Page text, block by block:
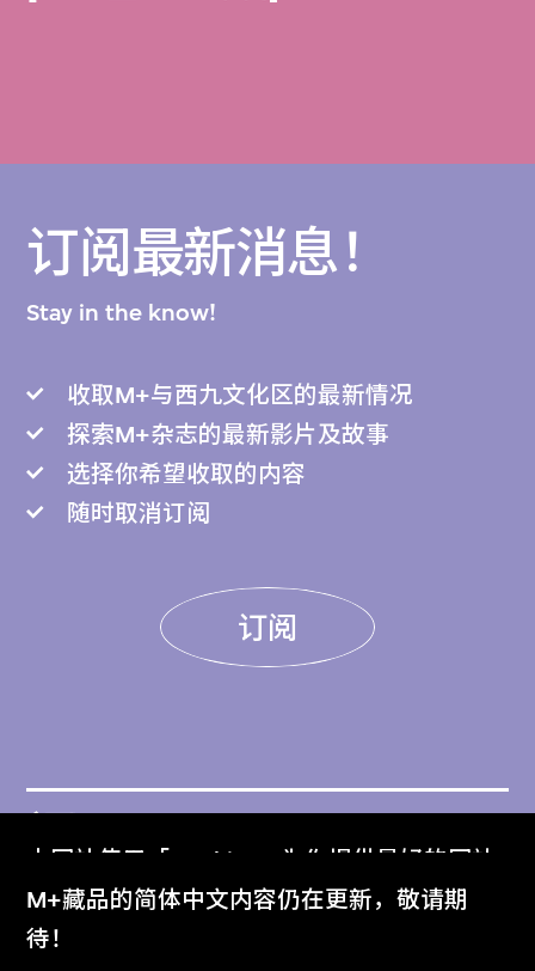
本网站使用「Cookies」为你提供最好的网站
体验。
了解更多
M+藏品的简体中文内容仍在更新，敬请期
待！
订阅最新消息！
Stay in the know!
收取M+与西九文化区的最新情况
探索M+杂志的最新影片及故事
选择你希望收取的内容
随时取消订阅
订阅
门票
Get Tickets